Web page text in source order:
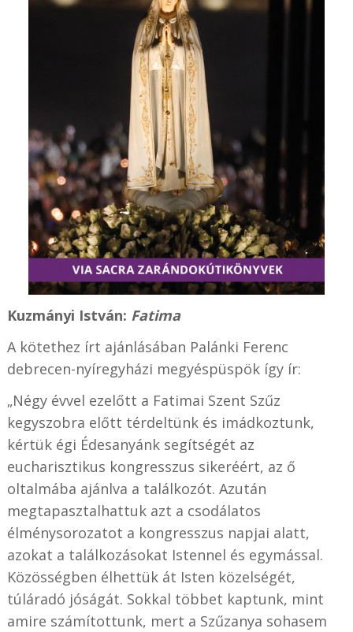
Kuzmányi István: Fatima
A kötethez írt ajánlásában Palánki Ferenc
debrecen-nyíregyházi megyéspüspök így ír:
„Négy évvel ezelőtt a Fatimai Szent Szűz
kegyszobra előtt térdeltünk és imádkoztunk,
kértük égi Édesanyánk segítségét az
eucharisztikus kongresszus sikeréért, az ő
oltalmába ajánlva a találkozót. Azután
megtapasztalhattuk azt a csodálatos
élménysorozatot a kongresszus napjai alatt,
azokat a találkozásokat Istennel és egymással.
Közösségben élhettük át Isten közelségét,
túláradó jóságát. Sokkal többet kaptunk, mint
amire számítottunk, mert a Szűzanya sohasem